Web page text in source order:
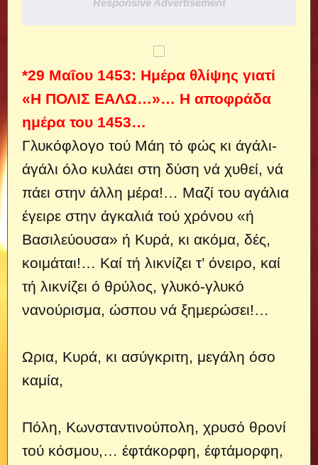
Responsive Advertisement
*29 Μαΐου 1453: Ημέρα θλίψης γιατί
«Η ΠΟΛΙΣ ΕΑΛΩ…»… Η αποφράδα
ημέρα του 1453…
Γλυκόφλογο τού Μάη τό φώς κι άγάλι-
άγάλι όλο κυλάει στη δύση νά χυθεί, νά
πάει στην άλλη μέρα!… Μαζί του αγάλια
έγειρε στην άγκαλιά τού χρόνου «ή
Βασιλεύουσα» ή Κυρά, κι ακόμα, δές,
κοιμάται!… Καί τή λικνίζει τ’ όνειρο, καί
τή λικνίζει ό θρύλος, γλυκό-γλυκό
νανούρισμα, ώσπου νά ξημερώσει!…
Ωρια, Κυρά, κι ασύγκριτη, μεγάλη όσο
καμία,
Πόλη, Κωνσταντινούπολη, χρυσό θρονί
τού κόσμου,… έφτάκορφη, έφτάμορφη,